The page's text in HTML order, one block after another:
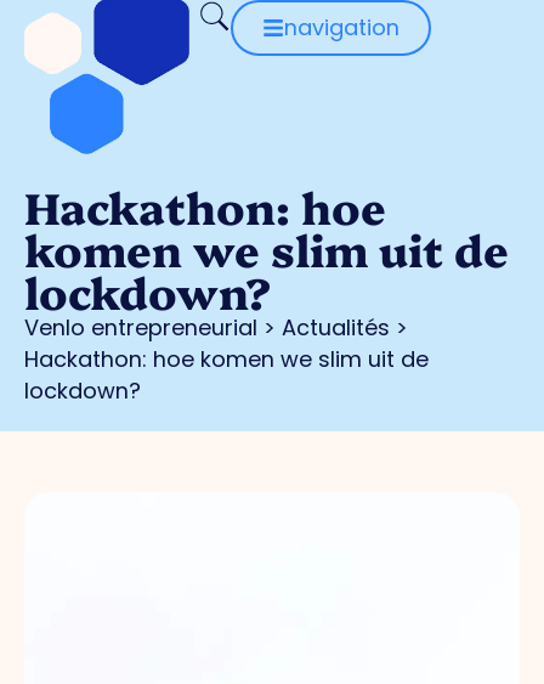
navigation
Hackathon: hoe
komen we slim uit de
lockdown?
Venlo entrepreneurial > Actualités >
Hackathon: hoe komen we slim uit de
lockdown?